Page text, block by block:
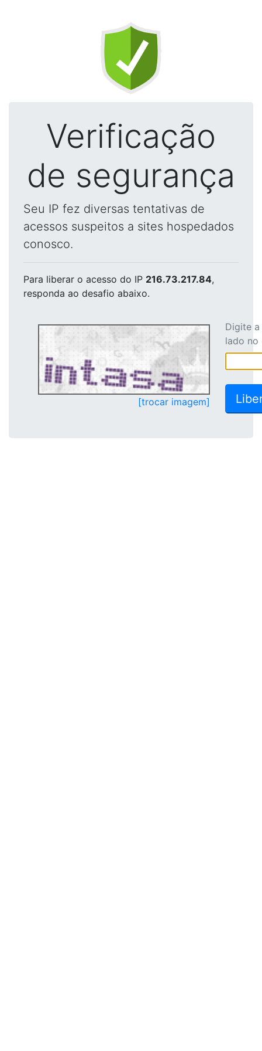
Verificação
de segurança
Seu IP fez diversas tentativas de
acessos suspeitos a sites hospedados
conosco.
Para liberar o acesso do IP 216.73.217.84,
responda ao desafio abaixo.
[trocar imagem]
Digite
lado no